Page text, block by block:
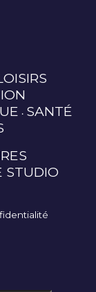
SANTÉ
STUDIO